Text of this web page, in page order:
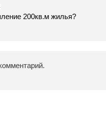
200кв.м жилья?